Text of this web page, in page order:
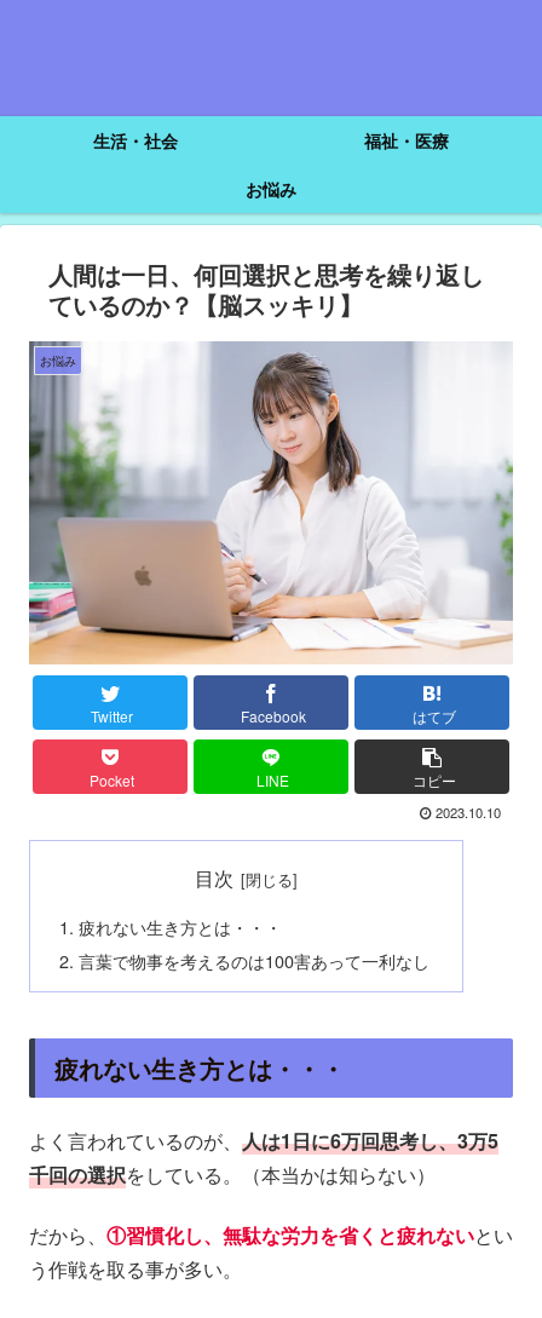
生活・社会
福祉・医療
お悩み
人間は一日、何回選択と思考を繰り返し
ているのか？【脳スッキリ】
お悩み
Twitter Facebook はてブ
Pocket LINE コピー
2023.10.10
目次
疲れない生き方とは・・・
言葉で物事を考えるのは100害あって一利なし
疲れない生き方とは・・・
よく言われているのが、 人は1日に6万回思考し、3万5
千回の選択をしている。（本当かは知らない）
だから、 ①習慣化し、無駄な労力を省くと疲れないとい
う作戦を取る事が多い。